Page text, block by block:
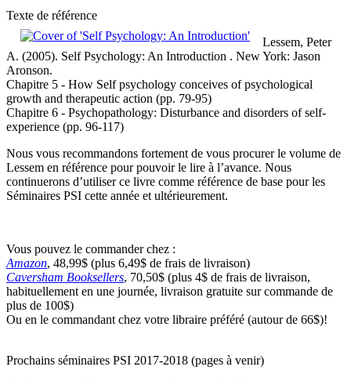
Texte de référence
Lessem, Peter
A. (2005). Self Psychology: An Introduction . New York: Jason
Aronson.
Chapitre 5 - How Self psychology conceives of psychological
growth and therapeutic action (pp. 79-95)
Chapitre 6 - Psychopathology: Disturbance and disorders of self-
experience (pp. 96-117)
Nous vous recommandons fortement de vous procurer le volume de
Lessem en référence pour pouvoir le lire à l’avance. Nous
continuerons d’utiliser ce livre comme référence de base pour les
Séminaires PSI cette année et ultérieurement.
Vous pouvez le commander chez :
Amazon, 48,99$ (plus 6,49$ de frais de livraison)
Caversham Booksellers, 70,50$ (plus 4$ de frais de livraison,
habituellement en une journée, livraison gratuite sur commande de
plus de 100$)
Ou en le commandant chez votre libraire préféré (autour de 66$)!
Prochains séminaires PSI 2017-2018 (pages à venir)